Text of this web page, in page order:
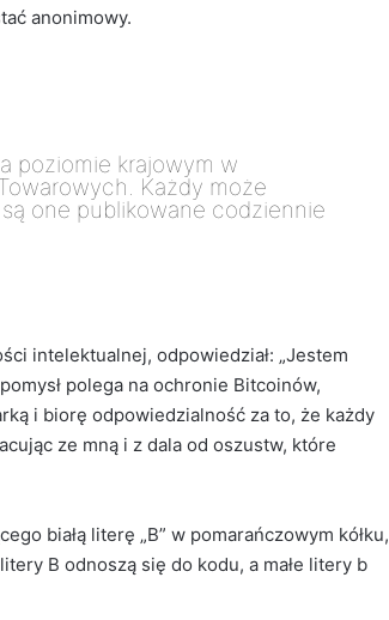
anonimowy.
poziomie krajowym w
Każdy może
one publikowane codziennie
intelektualnej, odpowiedział: „Jestem
polega na ochronie Bitcoinów,
i biorę odpowiedzialność za to, że każdy
ze mną i z dala od oszustw, które
białą literę „B” w pomarańczowym kółku,
B odnoszą się do kodu, a małe litery b